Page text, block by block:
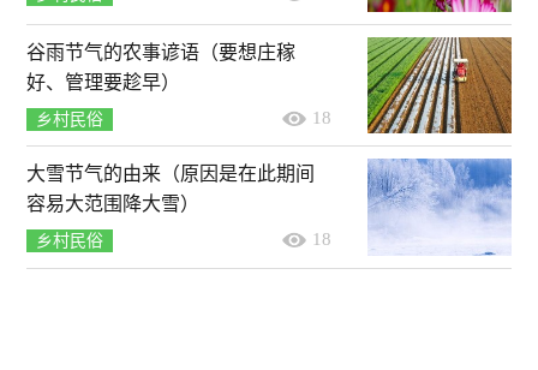
谷雨节气的农事谚语（要想庄稼
好、管理要趁早）
乡村民俗 18
大雪节气的由来（原因是在此期间
容易大范围降大雪）
乡村民俗 18